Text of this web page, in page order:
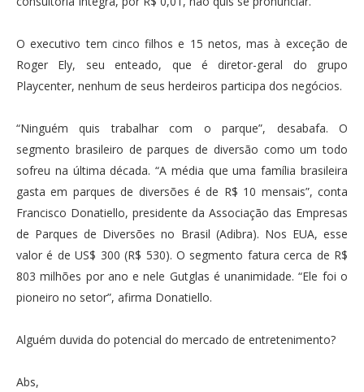
O executivo tem cinco filhos e 15 netos, mas à exceção de
Roger Ely, seu enteado, que é diretor-geral do grupo
Playcenter, nenhum de seus herdeiros participa dos negócios.
“Ninguém quis trabalhar com o parque”, desabafa. O
segmento brasileiro de parques de diversão como um todo
sofreu na última década. “A média que uma família brasileira
gasta em parques de diversões é de R$ 10 mensais”, conta
Francisco Donatiello, presidente da Associação das Empresas
de Parques de Diversões no Brasil (Adibra). Nos EUA, esse
valor é de US$ 300 (R$ 530). O segmento fatura cerca de R$
803 milhões por ano e nele Gutglas é unanimidade. “Ele foi o
pioneiro no setor”, afirma Donatiello.
Alguém duvida do potencial do mercado de entretenimento?
Abs,